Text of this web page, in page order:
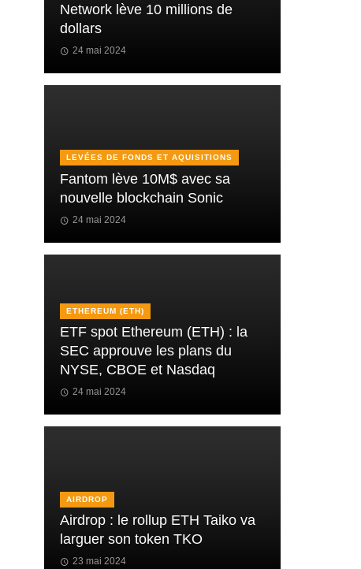
Network lève 10 millions de
dollars
24 mai 2024
LEVÉES DE FONDS ET AQUISITIONS
Fantom lève 10M$ avec sa
nouvelle blockchain Sonic
24 mai 2024
ETHEREUM (ETH)
ETF spot Ethereum (ETH) : la
SEC approuve les plans du
NYSE, CBOE et Nasdaq
24 mai 2024
AIRDROP
Airdrop : le rollup ETH Taiko va
larguer son token TKO
23 mai 2024